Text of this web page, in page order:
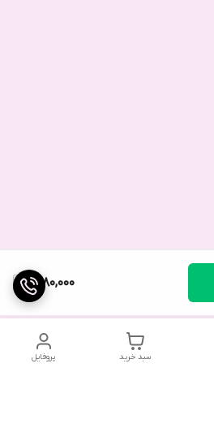
1,780,000
پروفایل سبد خرید